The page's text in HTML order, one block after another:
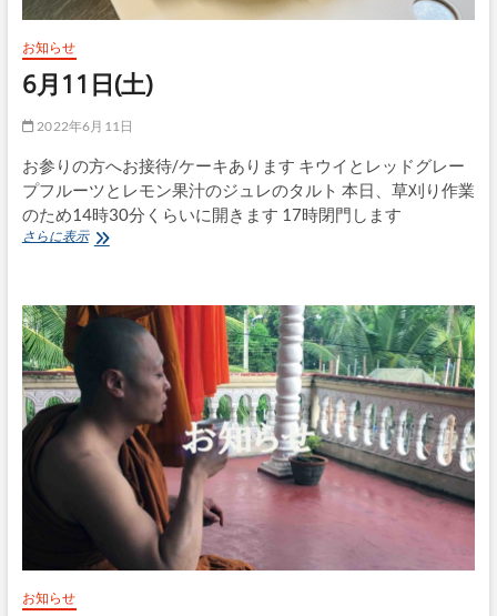
お知らせ
6月11日(土)
2022年6月11日
お参りの方へお接待/ケーキあります キウイとレッドグレー
プフルーツとレモン果汁のジュレのタルト 本日、草刈り作業
のため14時30分くらいに開きます 17時閉門します
さらに表示6
(土)
お知らせ